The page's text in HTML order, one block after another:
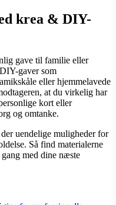
krea & DIY-
gave til familie eller
gaver som
eller hjemmelavede
at du virkelig har
kort eller
og omtanke.
uendelige muligheder for
Så find materialerne
med dine næste